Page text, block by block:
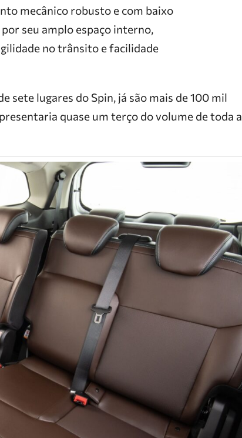
mecânico robusto e com baixo
seu amplo espaço interno,
no trânsito e facilidade
sete lugares do Spin, já são mais de 100 mil
quase um terço do volume de toda a